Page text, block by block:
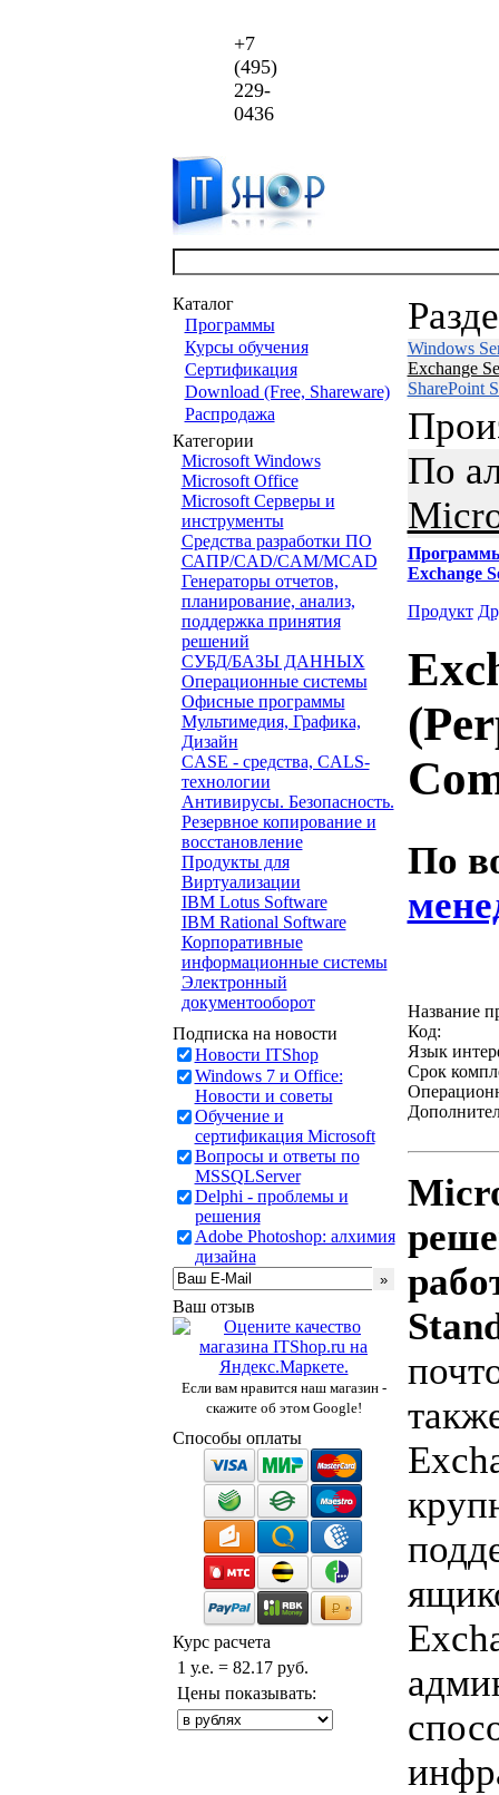
+7
(495)
229-
0436
Каталог
Программы
Курсы обучения
Сертификация
Download (Free, Shareware)
Распродажа
Категории
Microsoft Windows
Microsoft Office
Microsoft Серверы и
инструменты
Средства разработки ПО
САПР/CAD/CAM/MCAD
Генераторы отчетов,
планирование, анализ,
поддержка принятия
решений
СУБД/БАЗЫ ДАННЫХ
Операционные системы
Офисные программы
Мультимедия, Графика,
Дизайн
CASE - средства, CALS-
технологии
Антивирусы. Безопасность.
Резервное копирование и
восстановление
Продукты для
Виртуализации
IBM Lotus Software
IBM Rational Software
Корпоративные
информационные системы
Электронный
документооборот
Подписка на новости
Новости ITShop
Windows 7 и Office:
Новости и советы
Обучение и
сертификация Microsoft
Вопросы и ответы по
MSSQLServer
Delphi - проблемы и
решения
Adobe Photoshop: алхимия
дизайна
Ваш отзыв
Если вам нравится наш магазин -
скажите об этом Google!
Способы оплаты
Курс расчета
1 у.е. = 82.17 руб.
Цены показывать:
Windows
Exchange
SharePoint
По
Exchange
Продукт
По
Название
Код:
Язык
Срок